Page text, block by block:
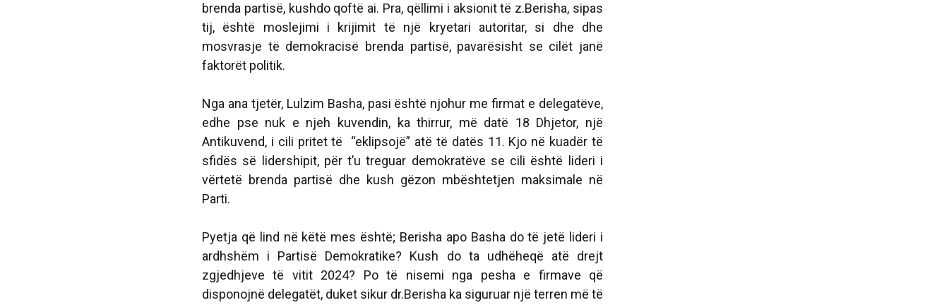
brenda partisë, kushdo qoftë ai. Pra, qëllimi i aksionit të z.Berisha, sipas
tij, është moslejimi i krijimit të një kryetari autoritar, si dhe dhe
mosvrasje të demokracisë brenda partisë, pavarësisht se cilët janë
faktorët politik.
Nga ana tjetër, Lulzim Basha, pasi është njohur me firmat e delegatëve,
edhe pse nuk e njeh kuvendin, ka thirrur, më datë 18 Dhjetor, një
Antikuvend, i cili pritet të “eklipsojë” atë të datës 11. Kjo në kuadër të
sfidës së lidershipit, për t’u treguar demokratëve se cili është lideri i
vërtetë brenda partisë dhe kush gëzon mbështetjen maksimale në
Parti.
Pyetja që lind në këtë mes është; Berisha apo Basha do të jetë lideri i
ardhshëm i Partisë Demokratike? Kush do ta udhëheqë atë drejt
zgjedhjeve të vitit 2024? Po të nisemi nga pesha e firmave që
disponojnë delegatët, duket sikur dr.Berisha ka siguruar një terren më të